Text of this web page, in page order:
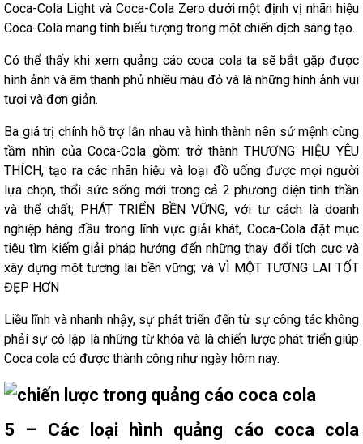
Coca-Cola Light và Coca-Cola Zero dưới một định vị nhãn hiệu
Coca-Cola mang tính biểu tượng trong một chiến dịch sáng tạo.
Có thể thấy khi xem quảng cáo coca cola ta sẽ bắt gặp được
hình ảnh và âm thanh phủ nhiều màu đỏ và là những hình ảnh vui
tươi và đơn giản.
Ba giá trị chính hỗ trợ lẫn nhau và hình thành nên sứ mệnh cùng
tầm nhìn của Coca-Cola gồm: trở thành THƯƠNG HIỆU YÊU
THÍCH, tạo ra các nhãn hiệu và loại đồ uống được mọi người
lựa chọn, thổi sức sống mới trong cả 2 phương diện tinh thần
và thể chất; PHÁT TRIỂN BỀN VỮNG, với tư cách là doanh
nghiệp hàng đầu trong lĩnh vực giải khát, Coca-Cola đặt mục
tiêu tìm kiếm giải pháp hướng đến những thay đổi tích cực và
xây dựng một tương lai bền vững; và VÌ MỘT TƯƠNG LAI TỐT
ĐẸP HƠN
Liều lĩnh và nhanh nhậy, sự phát triển đến từ sự công tác không
phải sự cô lập là những từ khóa và là chiến lược phát triển giúp
Coca cola có được thành công như ngày hôm nay.
5 – Các loại hình quảng cáo coca cola